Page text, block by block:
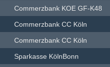
Commerzbank KOE GF-K48
Commerzbank CC Köln
Commerzbank CC Köln
Sparkasse KölnBonn